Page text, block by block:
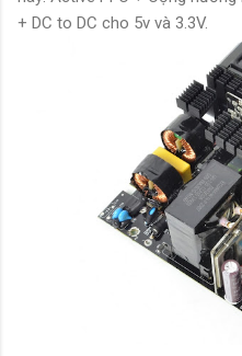
+ DC to DC cho 5v và 3.3V.